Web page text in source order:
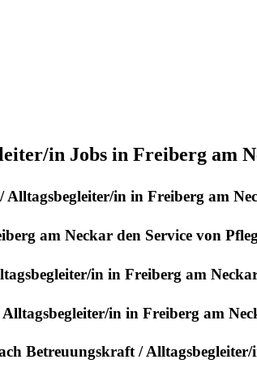
in Jobs in Freiberg am
Alltagsbegleiter/in in Freiberg am
am Neckar den Service von
in in Freiberg am
in in Freiberg am
Betreuungskraft / Alltagsbegleiter/